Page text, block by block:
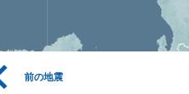
前の地震